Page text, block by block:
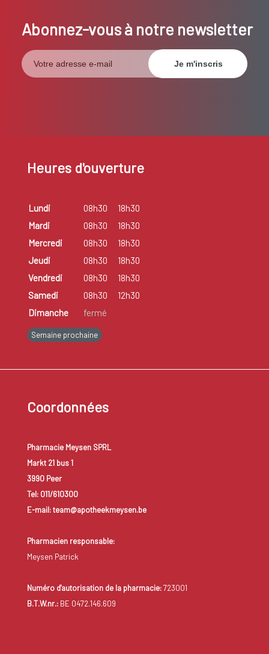
Abonnez-vous à notre newsletter
Heures d'ouverture
Lundi 08h30
18h30
Mardi
08h30
18h30
Mercredi
08h30
18h30
Jeudi
08h30
18h30
Vendredi
08h30
18h30
Samedi
08h30
12h30
Dimanche
fermé
Semaine prochaine
Coordonnées
Pharmacie Meysen SPRL
Markt 21 bus 1
3990 Peer
Tel: 011/610300
E-mail: team@apotheekmeysen.be
Pharmacien responsable:
Meysen Patrick
Numéro d'autorisation de la pharmacie:723001
B.T.W.nr.:BE 0472.146.609